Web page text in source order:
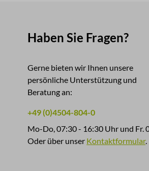
Haben Sie Fragen?
Gerne bieten wir Ihnen unsere
persönliche Unterstützung und
Beratung an:
+49 (0)4504-804-0
Mo-Do, 07:30 - 16:30 Uhr und Fr.
Oder über unser Kontaktformular.